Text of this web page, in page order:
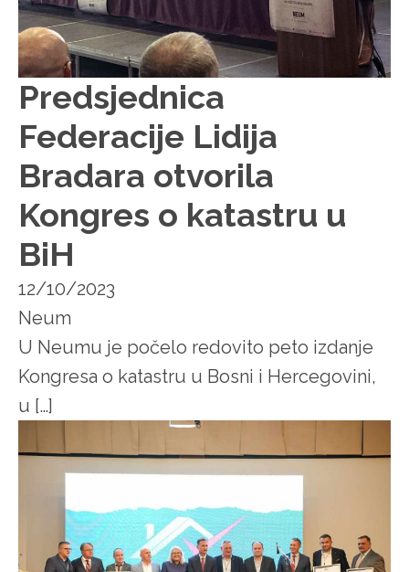
Predsjednica
Federacije Lidija
Bradara otvorila
Kongres o katastru u
BiH
12/10/2023
Neum
U Neumu je počelo redovito peto izdanje
Kongresa o katastru u Bosni i Hercegovini,
u […]